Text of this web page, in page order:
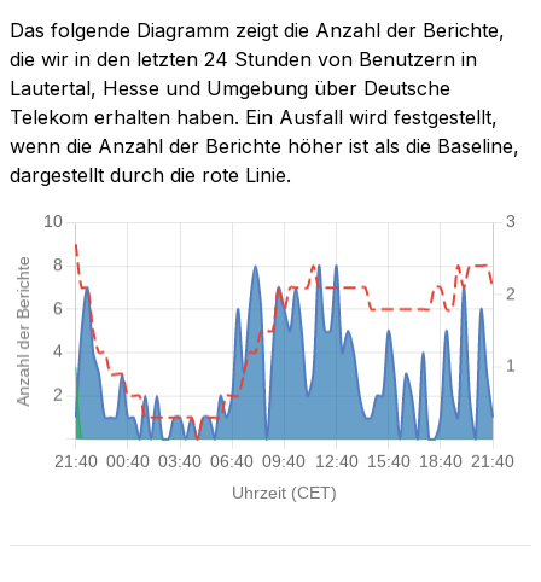
Das folgende Diagramm zeigt die Anzahl der Berichte,
die wir in den letzten 24 Stunden von Benutzern in
Lautertal, Hesse und Umgebung über Deutsche
Telekom erhalten haben. Ein Ausfall wird festgestellt,
wenn die Anzahl der Berichte höher ist als die Baseline,
dargestellt durch die rote Linie.